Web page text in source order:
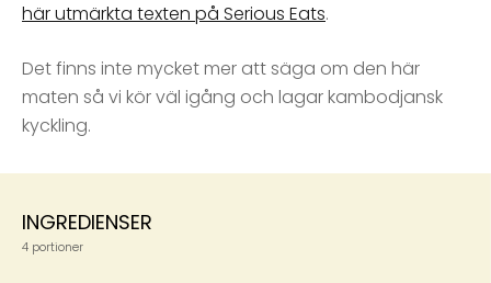
här utmärkta texten på Serious Eats.
Det finns inte mycket mer att säga om den här
maten så vi kör väl igång och lagar kambodjansk
kyckling.
INGREDIENSER
4 portioner